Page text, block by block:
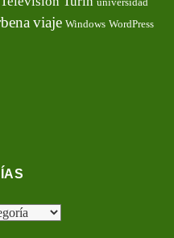
viaje Windows WordPress